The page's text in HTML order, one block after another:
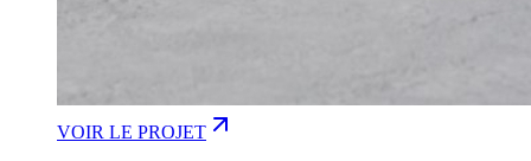
VOIR LE PROJET